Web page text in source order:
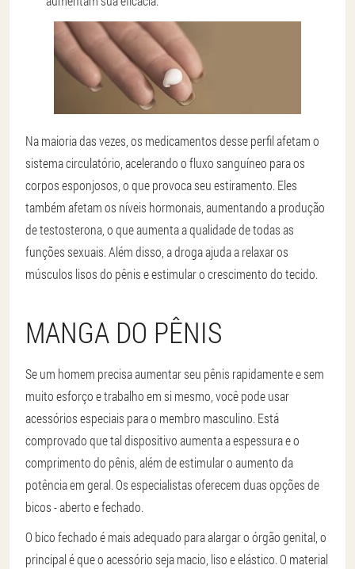
Na maioria das vezes, os medicamentos desse perfil afetam o
sistema circulatório, acelerando o fluxo sanguíneo para os
corpos esponjosos, o que provoca seu estiramento. Eles
também afetam os níveis hormonais, aumentando a produção
de testosterona, o que aumenta a qualidade de todas as
funções sexuais. Além disso, a droga ajuda a relaxar os
músculos lisos do pênis e estimular o crescimento do tecido.
MANGA DO PÊNIS
Se um homem precisa aumentar seu pênis rapidamente e sem
muito esforço e trabalho em si mesmo, você pode usar
acessórios especiais para o membro masculino. Está
comprovado que tal dispositivo aumenta a espessura e o
comprimento do pênis, além de estimular o aumento da
potência em geral. Os especialistas oferecem duas opções de
bicos - aberto e fechado.
O bico fechado é mais adequado para alargar o órgão genital, o
principal é que o acessório seja macio, liso e elástico. O material